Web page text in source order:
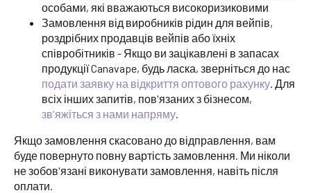
особами, які вважаються високоризиковими
Замовлення від виробників рідин для вейпів,
роздрібних продавців вейпів або їхніх
співробітників - Якщо ви зацікавлені в запасах
продукції Canavape, будь ласка, зверніться до нас
подати заявку на відкриття оптового рахунку. Для
всіх інших запитів, пов'язаних з бізнесом,
зв'яжіться з нами напряму.
Якщо замовлення скасовано до відправлення, вам
буде повернуто повну вартість замовлення. Ми ніколи
не зобов'язані виконувати замовлення, навіть після
оплати.